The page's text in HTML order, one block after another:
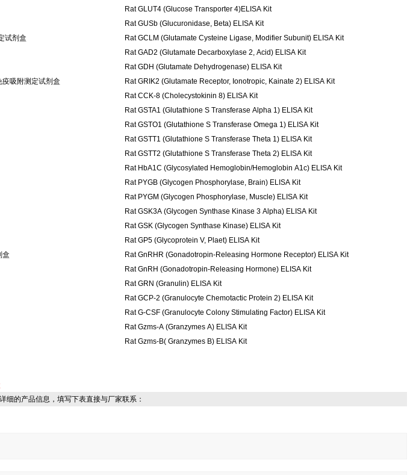
Rat GLUT4 (Glucose Transporter 4)ELISA Kit
Rat GUSb (Glucuronidase, Beta) ELISA Kit
试剂盒
Rat GCLM (Glutamate Cysteine Ligase, Modifier Subunit) ELISA Kit
Rat GAD2 (Glutamate Decarboxylase 2, Acid) ELISA Kit
Rat GDH (Glutamate Dehydrogenase) ELISA Kit
吸附测定试剂盒
Rat GRIK2 (Glutamate Receptor, Ionotropic, Kainate 2) ELISA Kit
Rat CCK-8 (Cholecystokinin 8) ELISA Kit
Rat GSTA1 (Glutathione S Transferase Alpha 1) ELISA Kit
Rat GSTO1 (Glutathione S Transferase Omega 1) ELISA Kit
Rat GSTT1 (Glutathione S Transferase Theta 1) ELISA Kit
Rat GSTT2 (Glutathione S Transferase Theta 2) ELISA Kit
Rat HbA1C (Glycosylated Hemoglobin/Hemoglobin A1c) ELISA Kit
Rat PYGB (Glycogen Phosphorylase, Brain) ELISA Kit
Rat PYGM (Glycogen Phosphorylase, Muscle) ELISA Kit
Rat GSK3A (Glycogen Synthase Kinase 3 Alpha) ELISA Kit
Rat GSK (Glycogen Synthase Kinase) ELISA Kit
Rat GP5 (Glycoprotein V, Plaet) ELISA Kit
盒
Rat GnRHR (Gonadotropin-Releasing Hormone Receptor) ELISA Kit
Rat GnRH (Gonadotropin-Releasing Hormone) ELISA Kit
Rat GRN (Granulin) ELISA Kit
Rat GCP-2 (Granulocyte Chemotactic Protein 2) ELISA Kit
Rat G-CSF (Granulocyte Colony Stimulating Factor) ELISA Kit
Rat Gzms-A (Granzymes A) ELISA Kit
Rat Gzms-B( Granzymes B) ELISA Kit
细的产品信息，填写下表直接与厂家联系：